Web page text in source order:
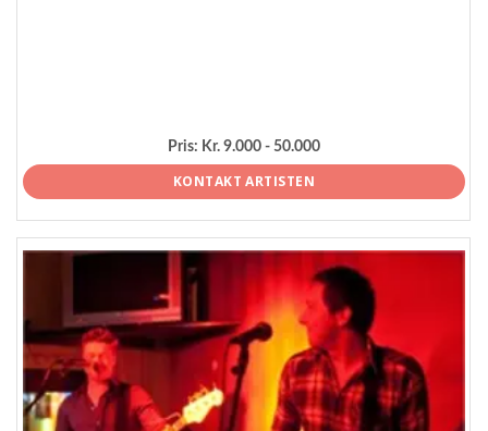
Pris: Kr. 9.000 - 50.000
KONTAKT ARTISTEN